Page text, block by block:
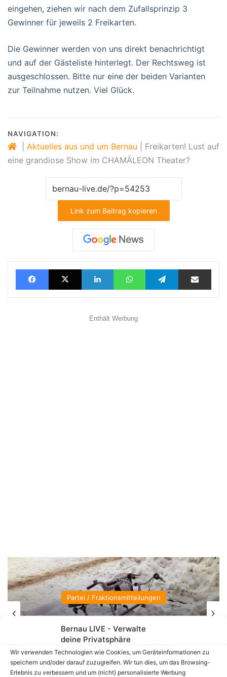
Bernau LIVE - Verwalte
deine Privatsphäre
Wir verwenden Technologien wie Cookies, um Geräteinformationen zu
speichern und/oder darauf zuzugreifen. Wir tun dies, um das Browsing-
Erlebnis zu verbessern und um (nicht) personalisierte Werbung
eingehen, ziehen wir nach dem Zufallsprinzip 3
Gewinner für jeweils 2 Freikarten.
Die Gewinner werden von uns direkt benachrichtigt
und auf der Gästeliste hinterlegt. Der Rechtsweg ist
ausgeschlossen. Bitte nur eine der beiden Varianten
zur Teilnahme nutzen. Viel Glück.
NAVIGATION:
Aktuelles aus und um Bernau
Freikarten! Lust auf
eine grandiose Show im CHAMÄLEON Theater?
Link zum Beitrag kopieren
FacebookX LinkedInWhatsAppTelegramTeilen via E-Mail
Enthält Werbung
Neuausrichtung des
in Bernau
Tag der